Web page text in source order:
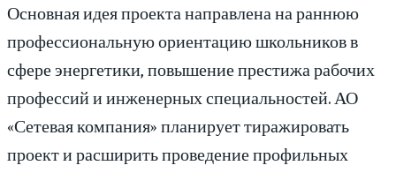
Основная идея проекта направлена на раннюю
профессиональную ориентацию школьников в
сфере энергетики, повышение престижа рабочих
профессий и инженерных специальностей. АО
«Сетевая компания» планирует тиражировать
проект и расширить проведение профильных